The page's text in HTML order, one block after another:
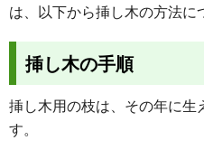
は、以下から挿し木の方法に
挿し木の手順
挿し木用の枝は、その年に生
す。